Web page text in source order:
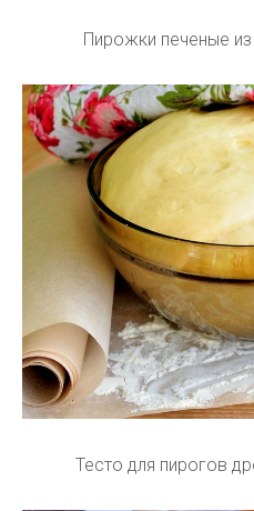
Пирожки печеные
Тесто для пирогов